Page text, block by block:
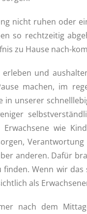
nicht ruhen oder
so rechtzeitig
zu Hause nach-
erleben und
machen, im
in unserer
wie
anderen. Dafür
finden. Wenn wir
als
nach dem